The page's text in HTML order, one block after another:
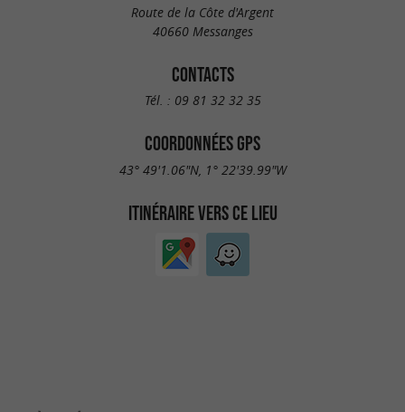
Route de la Côte d'Argent
40660 Messanges
CONTACTS
Tél. : 09 81 32 32 35
COORDONNÉES GPS
43° 49'1.06"N, 1° 22'39.99"W
ITINÉRAIRE VERS CE LIEU